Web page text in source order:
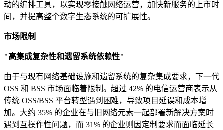
动的编排工具，以实现零接触网络运营，加快新服务的上市时
间，并提高整个数字生态系统的可扩展性。
市场限制
"高集成复杂性和遗留系统依赖性"
由于与现有网络基础设施和遗留系统的复杂集成要求，下一代
OSS 和 BSS 市场面临着限制。超过 42% 的电信运营商表示从
传统 OSS/BSS 平台转型遇到困难，导致项目延误和成本增
加。大约 35% 的企业在与旧网络元素一起部署新解决方案时
遇到互操作性问题，而 31% 的企业则因定制要求而面临延长